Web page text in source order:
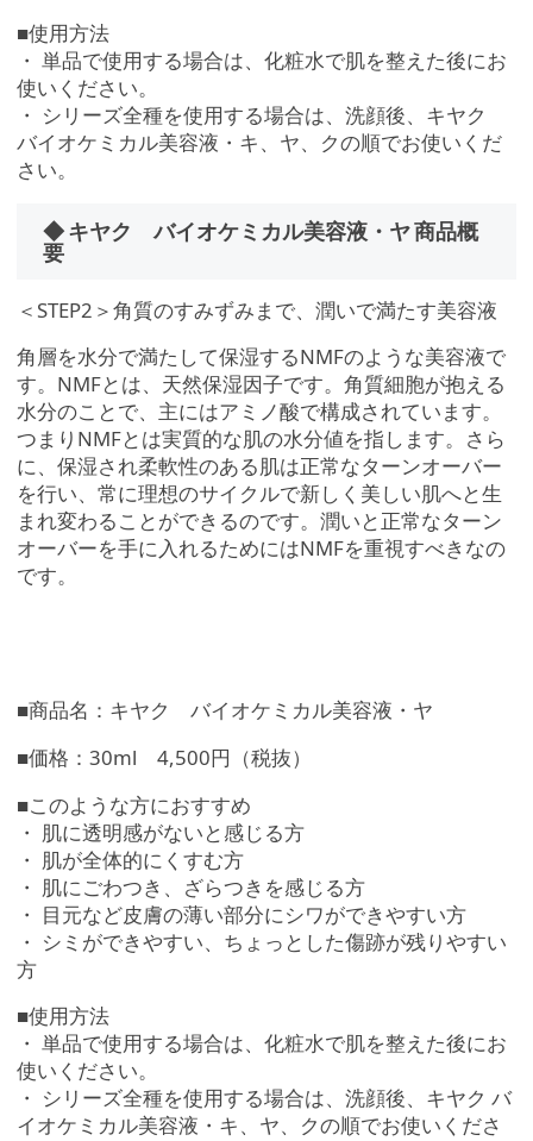
■使用方法
・ 単品で使用する場合は、化粧水で肌を整えた後にお
使いください。
・ シリーズ全種を使用する場合は、洗顔後、キヤク
バイオケミカル美容液・キ、ヤ、クの順でお使いくだ
さい。
◆ キヤク バイオケミカル美容液・ヤ 商品概
要
＜STEP2＞角質のすみずみまで、潤いで満たす美容液
角層を水分で満たして保湿するNMFのような美容液で
す。NMFとは、天然保湿因子です。角質細胞が抱える
水分のことで、主にはアミノ酸で構成されています。
つまりNMFとは実質的な肌の水分値を指します。さら
に、保湿され柔軟性のある肌は正常なターンオーバー
を行い、常に理想のサイクルで新しく美しい肌へと生
まれ変わることができるのです。潤いと正常なターン
オーバーを手に入れるためにはNMFを重視すべきなの
です。
■商品名：キヤク バイオケミカル美容液・ヤ
■価格：30ml 4,500円（税抜）
■このような方におすすめ
・ 肌に透明感がないと感じる方
・ 肌が全体的にくすむ方
・ 肌にごわつき、ざらつきを感じる方
・ 目元など皮膚の薄い部分にシワができやすい方
・ シミができやすい、ちょっとした傷跡が残りやすい
方
■使用方法
・ 単品で使用する場合は、化粧水で肌を整えた後にお
使いください。
・ シリーズ全種を使用する場合は、洗顔後、キヤク バ
イオケミカル美容液・キ、ヤ、クの順でお使いくださ